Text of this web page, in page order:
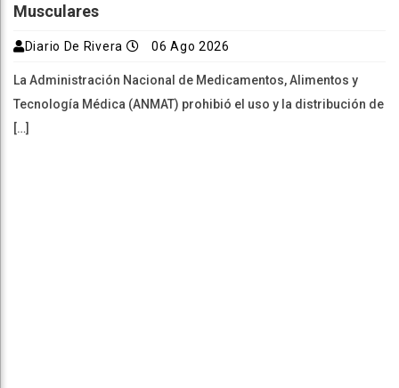
Musculares
Diario De Rivera 06 Ago 2026
La Administración Nacional de Medicamentos, Alimentos y
Tecnología Médica (ANMAT) prohibió el uso y la distribución de
[…]